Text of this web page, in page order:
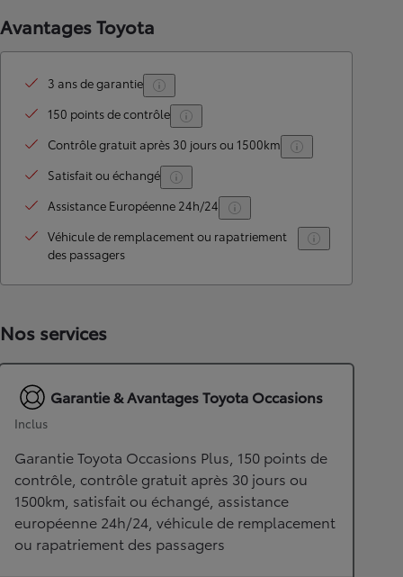
Avantages Toyota
3 ans de garantie
150 points de contrôle
Contrôle gratuit après 30 jours ou 1500km
Satisfait ou échangé
Assistance Européenne 24h/24
Véhicule de remplacement ou rapatriement
des passagers
Nos services
Garantie & Avantages Toyota Occasions
Inclus
Garantie Toyota Occasions Plus, 150 points de
contrôle, contrôle gratuit après 30 jours ou
1500km, satisfait ou échangé, assistance
européenne 24h/24, véhicule de remplacement
ou rapatriement des passagers